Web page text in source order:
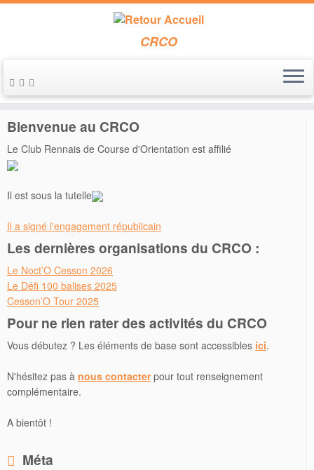
Passer
au
CRCO
Accueil » Entraînements » Entrainements des 7 et 8 janvier
Bienvenue au CRCO
Le Club Rennais de Course d'Orientation est affilié
Il est sous la tutelle
Il a signé l'engagement républicain
Les dernières organisations du CRCO :
Le Noct’O Cesson 2026
Le Défi 100 balises 2025
Cesson’O Tour 2025
Pour ne rien rater des activités du CRCO
Vous débutez ? Les éléments de base sont accessibles ici.
N'hésitez pas à nous contacterpour tout renseignement
complémentaire.
A bientôt !
Méta